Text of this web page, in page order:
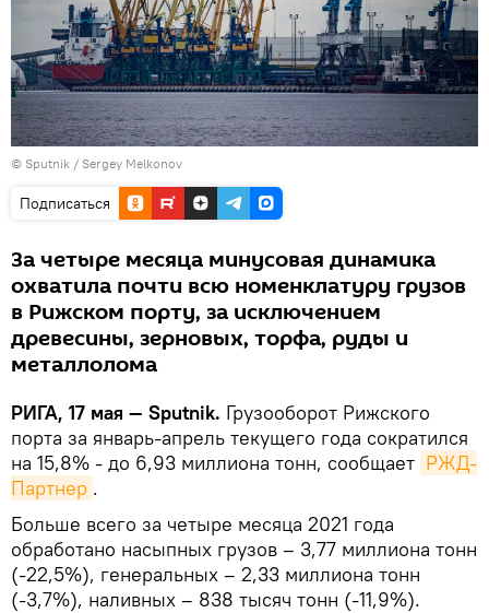
© Sputnik / Sergey Melkonov
Подписаться
За четыре месяца минусовая динамика
охватила почти всю номенклатуру грузов
в Рижском порту, за исключением
древесины, зерновых, торфа, руды и
металлолома
РИГА, 17 мая — Sputnik. Грузооборот Рижского
порта за январь-апрель текущего года сократился
на 15,8% - до 6,93 миллиона тонн, сообщает РЖД-
Партнер .
Больше всего за четыре месяца 2021 года
обработано насыпных грузов – 3,77 миллиона тонн
(-22,5%), генеральных – 2,33 миллиона тонн
(-3,7%), наливных – 838 тысяч тонн (-11,9%).